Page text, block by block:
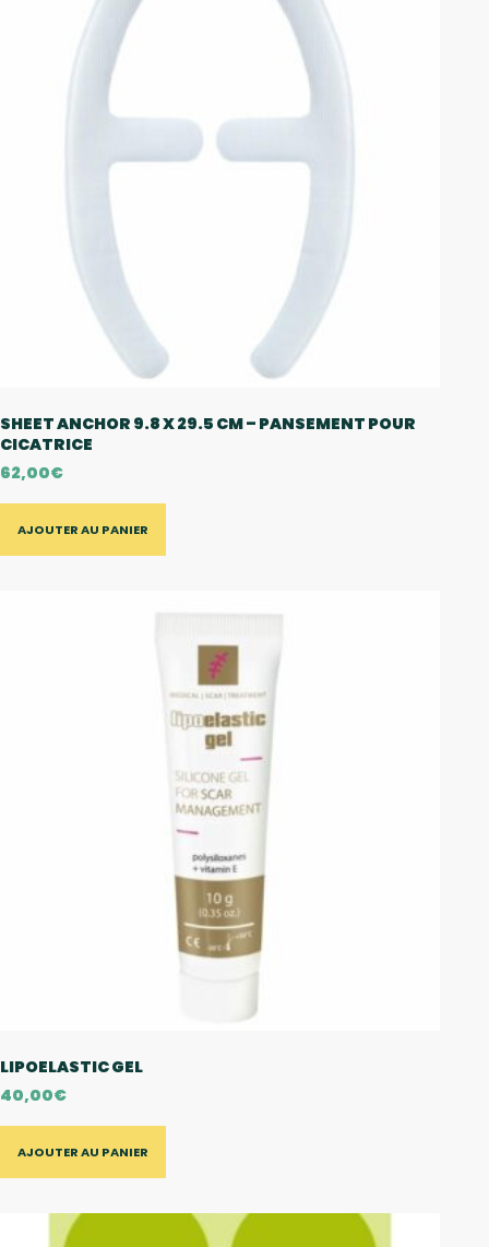
SHEET ANCHOR 9.8 X 29.5 CM – PANSEMENT POUR
CICATRICE
62,00€
AJOUTER AU PANIER
LIPOELASTIC GEL
40,00€
AJOUTER AU PANIER